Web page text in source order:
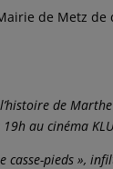
de Metz de
de Marthe
au cinéma
pieds »,